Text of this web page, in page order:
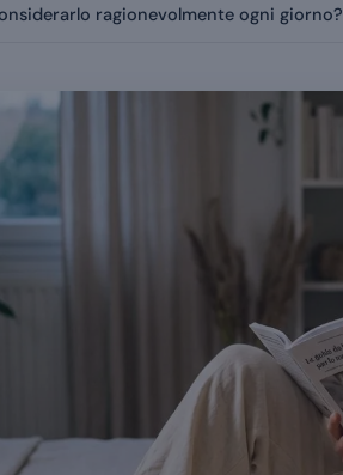
ragionevolmente ogni giorno?